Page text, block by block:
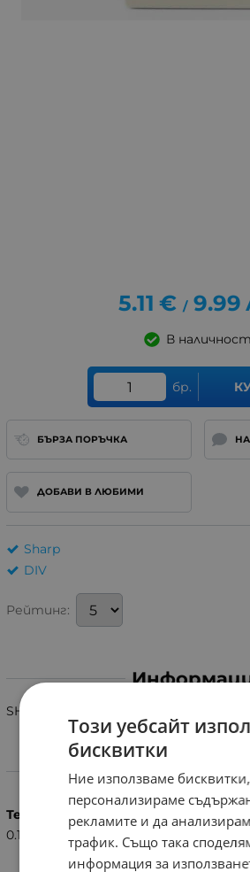
5.11 € / 9.99
В наличност
бр.
БЪРЗА ПОРЪЧКА
ДОБАВИ В ЛЮБИМИ
Sharp
DIV
Рейтинг:
SHARP G-0346 RC
Тегло (кг.)
0.10
Този уебсайт
бисквитки
Ние използваме
персонализираме
рекламите и да
трафик. Също така
информация за